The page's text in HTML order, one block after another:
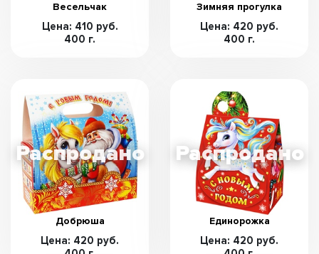
Весельчак
Цена: 410 руб.
400 г.
Зимняя прогулка
Цена: 420 руб.
400 г.
Добрюша
Цена: 420 руб.
Единорожка
Цена: 420 руб.